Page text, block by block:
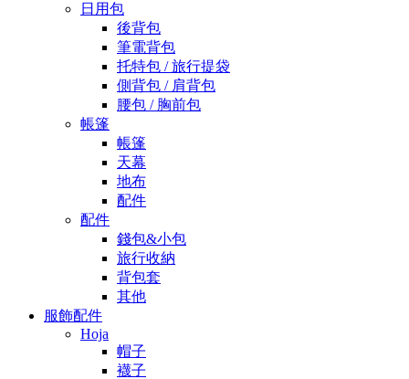
日用包
後背包
筆電背包
托特包 / 旅行提袋
側背包 / 肩背包
腰包 / 胸前包
帳篷
帳篷
天幕
地布
配件
配件
錢包&小包
旅行收納
背包套
其他
服飾配件
Hoja
帽子
襪子